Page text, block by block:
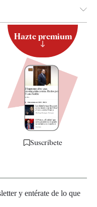
Hazte premium
Suscríbete
y entérate de lo que